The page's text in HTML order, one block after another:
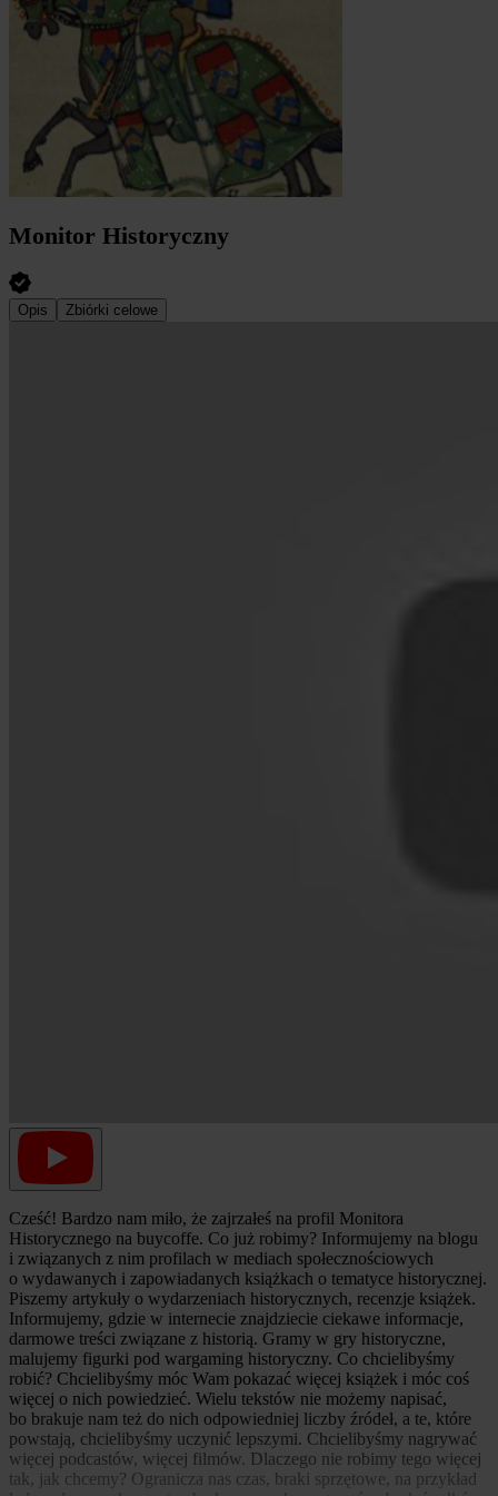
Monitor Historyczny
Opis Zbiórki celowe
Cześć! Bardzo nam miło, że zajrzałeś na profil Monitora
Historycznego na buycoffe. Co już robimy? Informujemy na blogu
i związanych z nim profilach w mediach społecznościowych
o wydawanych i zapowiadanych książkach o tematyce historycznej.
Piszemy artykuły o wydarzeniach historycznych, recenzje książek.
Informujemy, gdzie w internecie znajdziecie ciekawe informacje,
darmowe treści związane z historią. Gramy w gry historyczne,
malujemy figurki pod wargaming historyczny. Co chcielibyśmy
robić? Chcielibyśmy móc Wam pokazać więcej książek i móc coś
więcej o nich powiedzieć. Wielu tekstów nie możemy napisać,
bo brakuje nam też do nich odpowiedniej liczby źródeł, a te, które
powstają, chcielibyśmy uczynić lepszymi. Chcielibyśmy nagrywać
więcej podcastów, więcej filmów. Dlaczego nie robimy tego więcej
tak, jak chcemy? Ogranicza nas czas, braki sprzętowe, na przykład